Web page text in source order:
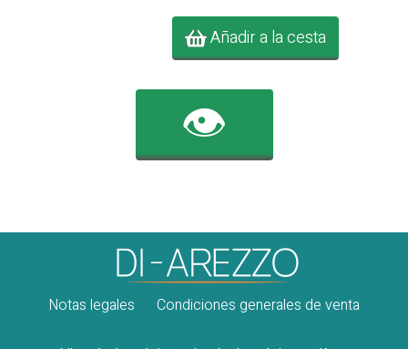
Añadir a la cesta
👁️
Notas legales Condiciones generales de venta